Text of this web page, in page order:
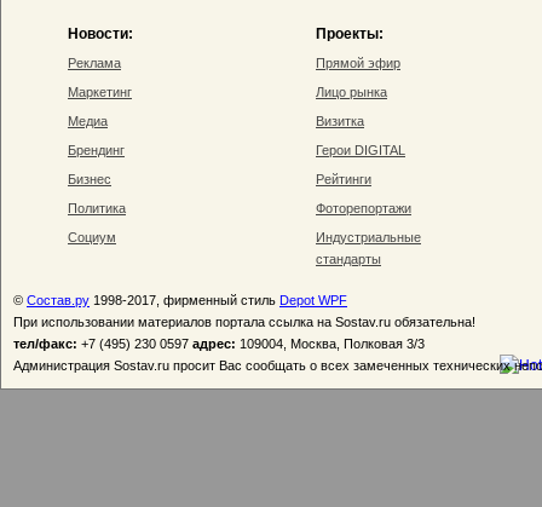
Новости:
Реклама
Маркетинг
Медиа
Брендинг
Бизнес
Политика
Социум
Проекты:
Прямой эфир
Лицо рынка
Визитка
Герои DIGITAL
Рейтинги
Фоторепортажи
Индустриальные
стандарты
© Состав.ру 1998-2017, фирменный стиль Depot WPF
При использовании материалов портала ссылка на Sostav.ru обязательна!
тел/факс: +7 (495) 230 0597 адрес: 109004, Москва, Полковая 3/3
Администрация Sostav.ru просит Вас сообщать о всех замеченных технических